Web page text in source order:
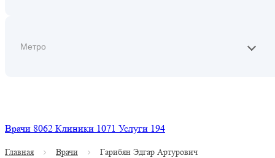
Врачи 8062 Клиники 1071 Услуги 194
Главная Врачи Гарибян Эдгар Артурович